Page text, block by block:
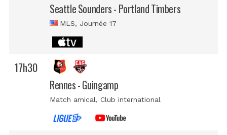
Seattle Sounders - Portland Timbers
MLS, Journée 17
17h30
Rennes - Guingamp
Match amical, Club international